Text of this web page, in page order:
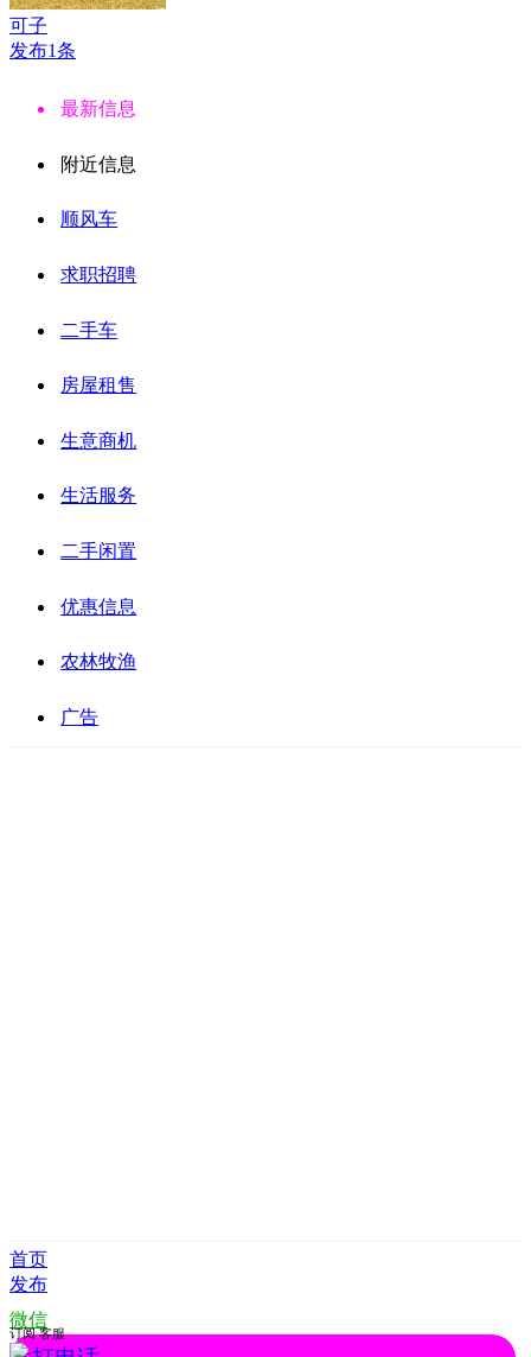
可子
发布1条
最新信息
附近信息
顺风车
求职招聘
二手车
房屋租售
生意商机
生活服务
二手闲置
优惠信息
农林牧渔
广告
首页
发布
微信
订阅 客服